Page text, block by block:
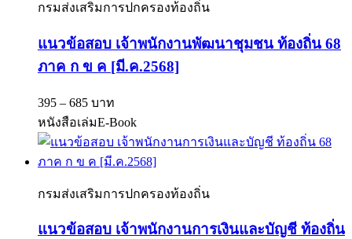
กรมส่งเสริมการปกครองท้องถิ่น
แนวข้อสอบ เจ้าพนักงานพัฒนาชุมชน ท้องถิ่น 68
ภาค ก ข ค [มี.ค.2568]
395 – 685 บาท
หนังสือเล่มE-Book
กรมส่งเสริมการปกครองท้องถิ่น
แนวข้อสอบ เจ้าพนักงานการเงินและบัญชี ท้องถิ่น